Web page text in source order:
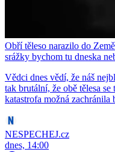
Obří těleso narazilo do
srážky bychom tu dneska
Vědci dnes vědí, že náš
tak brutální, že obě tělesa
katastrofa možná zachránila
NESPECHEJ.cz
dnes, 14:00